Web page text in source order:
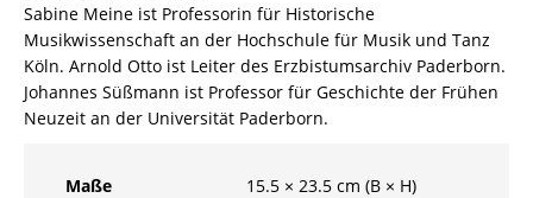
Sabine Meine ist Professorin für Historische
Musikwissenschaft an der Hochschule für Musik und Tanz
Köln. Arnold Otto ist Leiter des Erzbistumsarchiv Paderborn.
Johannes Süßmann ist Professor für Geschichte der Frühen
Neuzeit an der Universität Paderborn.
Maße
15.5 × 23.5 cm (B × H)